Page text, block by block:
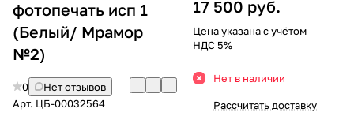
фотопечать исп 1
(Белый/ Мрамор
№2)
0
Нет отзывов
Арт. ЦБ-00032564
17 500 руб.
Цена указана с учётом
НДС 5%
Нет в наличии
Рассчитать доставку